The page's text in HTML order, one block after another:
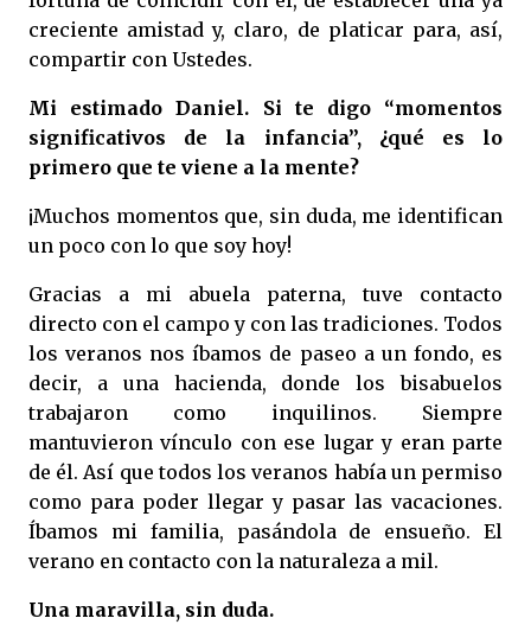
creciente amistad y, claro, de platicar para, así,
compartir con Ustedes.
Mi estimado Daniel. Si te digo “momentos
significativos de la infancia”, ¿qué es lo
primero que te viene a la mente?
¡Muchos momentos que, sin duda, me identifican
un poco con lo que soy hoy!
Gracias a mi abuela paterna, tuve contacto
directo con el campo y con las tradiciones. Todos
los veranos nos íbamos de paseo a un fondo, es
decir, a una hacienda, donde los bisabuelos
trabajaron como inquilinos. Siempre
mantuvieron vínculo con ese lugar y eran parte
de él. Así que todos los veranos había un permiso
como para poder llegar y pasar las vacaciones.
Íbamos mi familia, pasándola de ensueño. El
verano en contacto con la naturaleza a mil.
Una maravilla, sin duda.